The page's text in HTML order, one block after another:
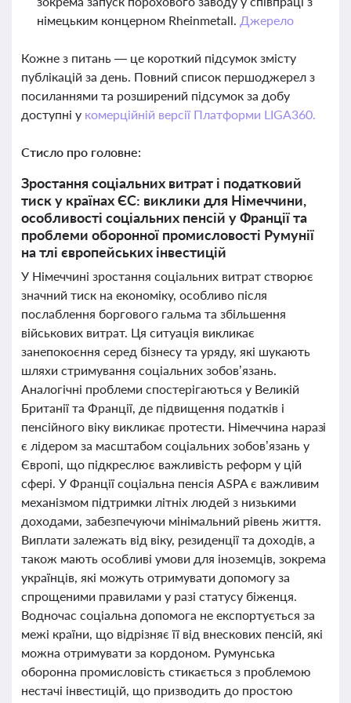
німецьким концерном Rheinmetall. Джерело
Кожне з питань — це короткий підсумок змісту
публікацій за день. Повний список першоджерел з
посиланнями та розширений підсумок за добу
доступні у комерційній версії Платформи LIGA360.
Стисло про головне:
Зростання соціальних витрат і податковий
тиск у країнах ЄС: виклики для Німеччини,
особливості соціальних пенсій у Франції та
проблеми оборонної промисловості Румунії
на тлі європейських інвестицій
У Німеччині зростання соціальних витрат створює
значний тиск на економіку, особливо після
послаблення боргового гальма та збільшення
військових витрат. Ця ситуація викликає
занепокоєння серед бізнесу та уряду, які шукають
шляхи стримування соціальних зобов’язань.
Аналогічні проблеми спостерігаються у Великій
Британії та Франції, де підвищення податків і
пенсійного віку викликає протести. Німеччина наразі
є лідером за масштабом соціальних зобов’язань у
Європі, що підкреслює важливість реформ у цій
сфері. У Франції соціальна пенсія ASPA є важливим
механізмом підтримки літніх людей з низькими
доходами, забезпечуючи мінімальний рівень життя.
Виплати залежать від віку, резиденції та доходів, а
також мають особливі умови для іноземців, зокрема
українців, які можуть отримувати допомогу за
спрощеними правилами у разі статусу біженця.
Водночас соціальна допомога не експортується за
межі країни, що відрізняє її від внескових пенсій, які
можна отримувати за кордоном. Румунська
оборонна промисловість стикається з проблемою
нестачі інвестицій, що призводить до простою